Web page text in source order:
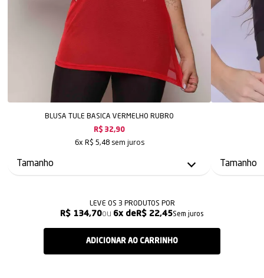
BLUSA TULE BASICA VERMELHO RUBRO
R$ 32,90
6x R$ 5,48 sem juros
LEVE OS 3 PRODUTOS
R$ 134,70 6x R$ 22,45Sem juros